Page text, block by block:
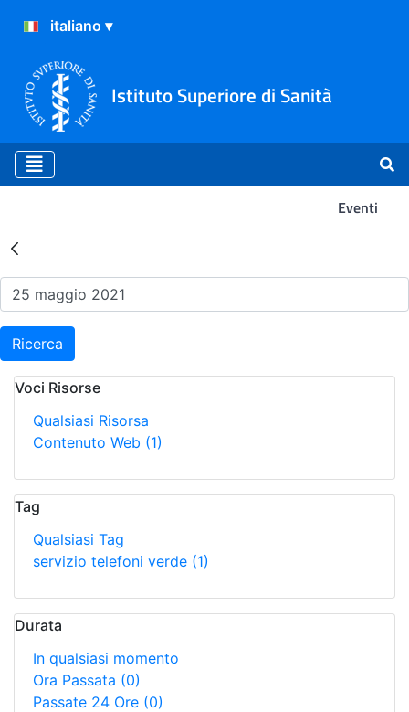
Istituto Superiore di Sanità
Eventi
Risultati della Ricerca -
Ricerca
Voci Risorse
Qualsiasi Risorsa
Contenuto Web (1)
Tag
Qualsiasi Tag
servizio telefoni verde (1)
Durata
In qualsiasi momento
Ora Passata (0)
Passate 24 Ore (0)